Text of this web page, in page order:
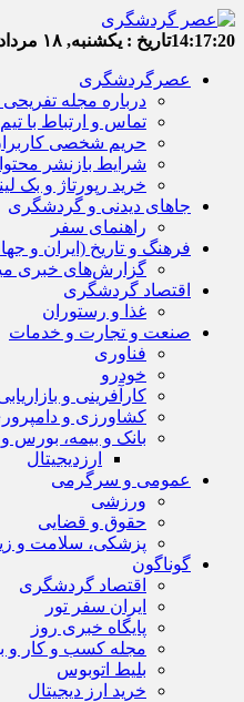
14:17:20تاریخ : یکشنبه, ۱۸ مرداد , ۱۴۰۵
عصرگردشگری
درباره مجله
تماس و ارتباط با
حریم شخصی
شرایط بازنشر محتوا
خرید رپورتاژ و
جاهای دیدنی و گردشگری
راهنمای سفر
فرهنگ و تاریخ (ایران و
گزارش‌های خبری
اقتصاد گردشگری
غذا و رستوران
صنعت و تجارت و خدمات
فناوری
خودرو
کارآفرینی و
کشاورزی و
بانک و بیمه، بورس
ارزدیجیتال
عمومی و سرگرمی
ورزشی
حقوق و قضایی
پزشکی، سلامت و
گوناگون
اقتصاد گردشگری
ایران سفر تور
پایگاه خبری روز
مجله کسب و کار و
بلیط اتوبوس
خرید ارز دیجیتال